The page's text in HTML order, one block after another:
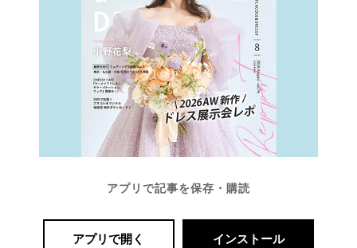
アプリで記事を保存・購読
アプリで開く インストール